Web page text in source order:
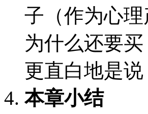
子（作为心
为什么还要
更直白地是
本章小结